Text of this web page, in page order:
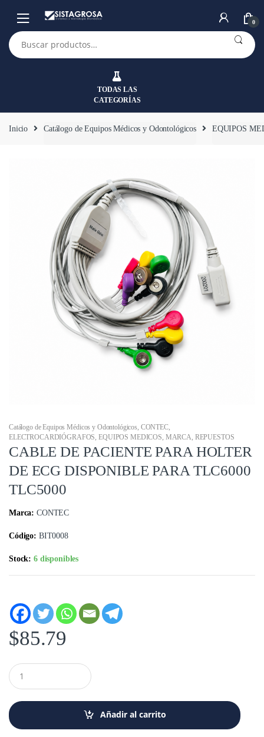
navegación
contenido
0
Buscar
por:
TODAS LAS
CATEGORÍAS
Inicio Catálogo de Equipos Médicos y Odontológicos EQUIPOS
Catálogo de Equipos Médicos y Odontológicos, CONTEC,
ELECTROCARDIÓGRAFOS,EQUIPOS MEDICOS, MARCA, REPUESTOS
CABLE DE PACIENTE PARA HOLTER
DE ECG DISPONIBLE PARA TLC6000
TLC5000
Marca: CONTEC
Código: BIT0008
Stock:6 disponibles
$85.79
C
a
i
d
Añadir al carrito